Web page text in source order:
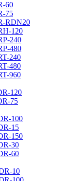
60
75
RDN20
120
240
480
240
480
960
120
75
100
15
150
30
60
10